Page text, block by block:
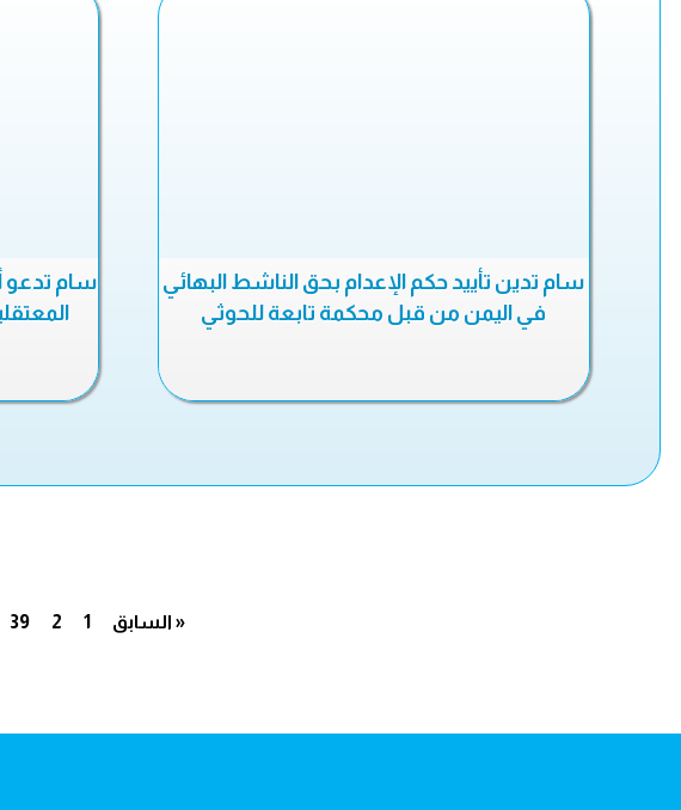
سام تدين تأييد حكم الإعدام بحق الناشط البهائي
في اليمن من قبل محكمة تابعة للحوثي
سام تدعو
« السابق 1
2
39